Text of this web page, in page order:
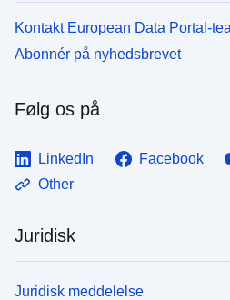
Kontakt European Data Portal-
Abonnér på nyhedsbrevet
Følg os på
LinkedIn Facebook
Other
Juridisk
Juridisk meddelelse